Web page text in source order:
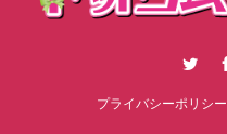
RSS
プライバシーポリシー